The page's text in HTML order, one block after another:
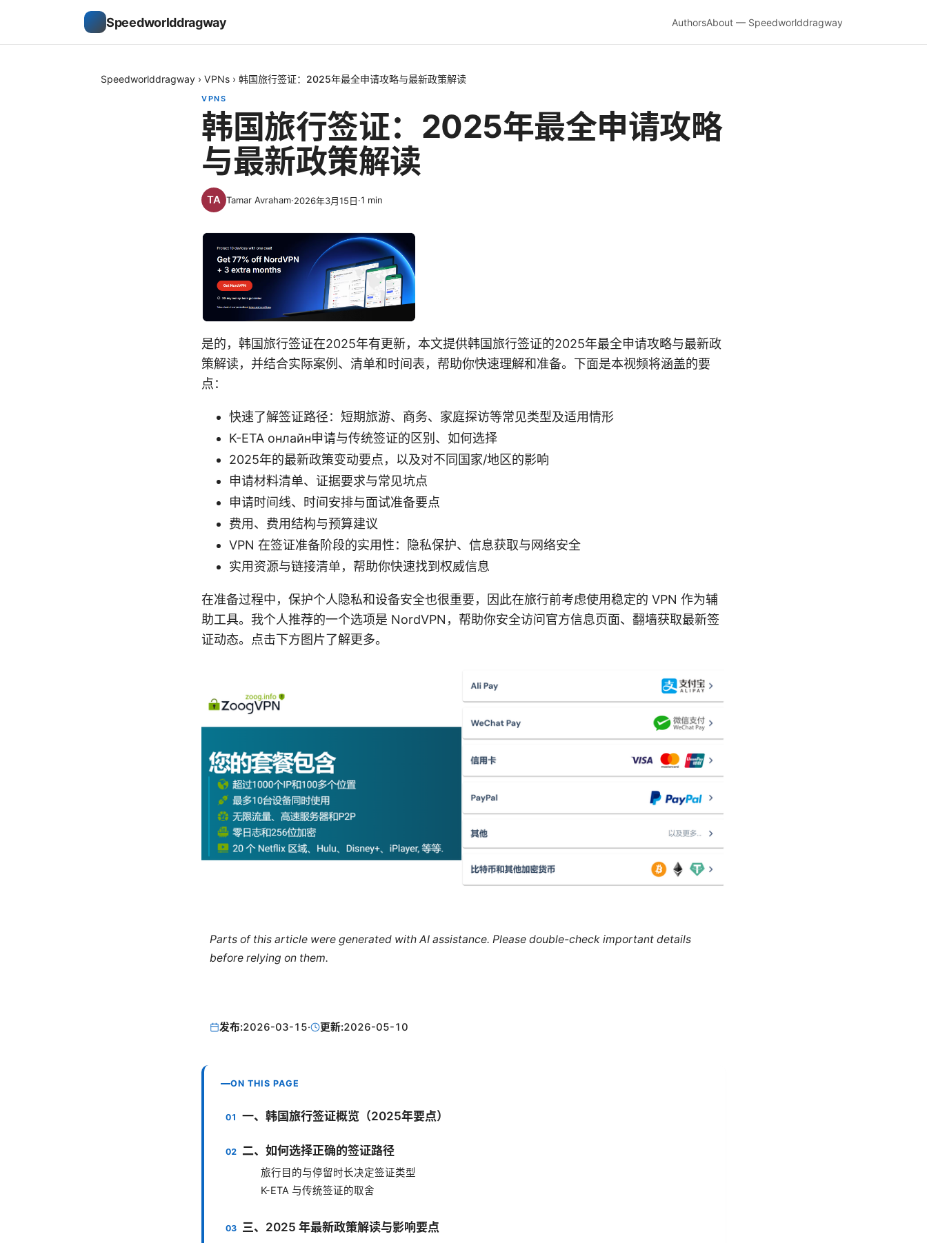
Speedworlddragway AuthorsAbout — Speedworlddragway
Speedworlddragway › VPNs › 韩国旅行签证：2025年最全申请攻略与最新政策解读
VPNS
韩国旅行签证：2025年最全申请攻略
与最新政策解读
Tamar Avraham·2026年3月15日·1 min
是的，韩国旅行签证在2025年有更新，本文提供韩国旅行签证的2025年最全申请攻略与最新政
策解读，并结合实际案例、清单和时间表，帮助你快速理解和准备。下面是本视频将涵盖的要
点：
快速了解签证路径：短期旅游、商务、家庭探访等常见类型及适用情形
K-ETA онлайн申请与传统签证的区别、如何选择
2025年的最新政策变动要点，以及对不同国家/地区的影响
申请材料清单、证据要求与常见坑点
申请时间线、时间安排与面试准备要点
费用、费用结构与预算建议
VPN 在签证准备阶段的实用性：隐私保护、信息获取与网络安全
实用资源与链接清单，帮助你快速找到权威信息
在准备过程中，保护个人隐私和设备安全也很重要，因此在旅行前考虑使用稳定的 VPN 作为辅
助工具。我个人推荐的一个选项是 NordVPN，帮助你安全访问官方信息页面、翻墙获取最新签
证动态。点击下方图片了解更多。
Parts of this article were generated with AI assistance. Please double-check important details
before relying on them.
发布:2026-03-15· 更新:2026-05-10
ON THIS PAGE
一、韩国旅行签证概览（2025年要点）
二、如何选择正确的签证路径
旅行目的与停留时长决定签证类型
K-ETA 与传统签证的取舍
三、2025 年最新政策解读与影响要点